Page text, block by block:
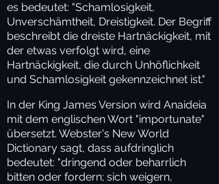
es bedeutet: "Schamlosigkeit,
Unverschämtheit, Dreistigkeit. Der Begriff
beschreibt die dreiste Hartnäckigkeit, mit
der etwas verfolgt wird, eine
Hartnäckigkeit, die durch Unhöflichkeit
und Schamlosigkeit gekennzeichnet ist."
In der King James Version wird Anaideia
mit dem englischen Wort "importunate"
übersetzt. Webster's New World
Dictionary sagt, dass aufdringlich
bedeutet: "dringend oder beharrlich
bitten oder fordern; sich weigern,